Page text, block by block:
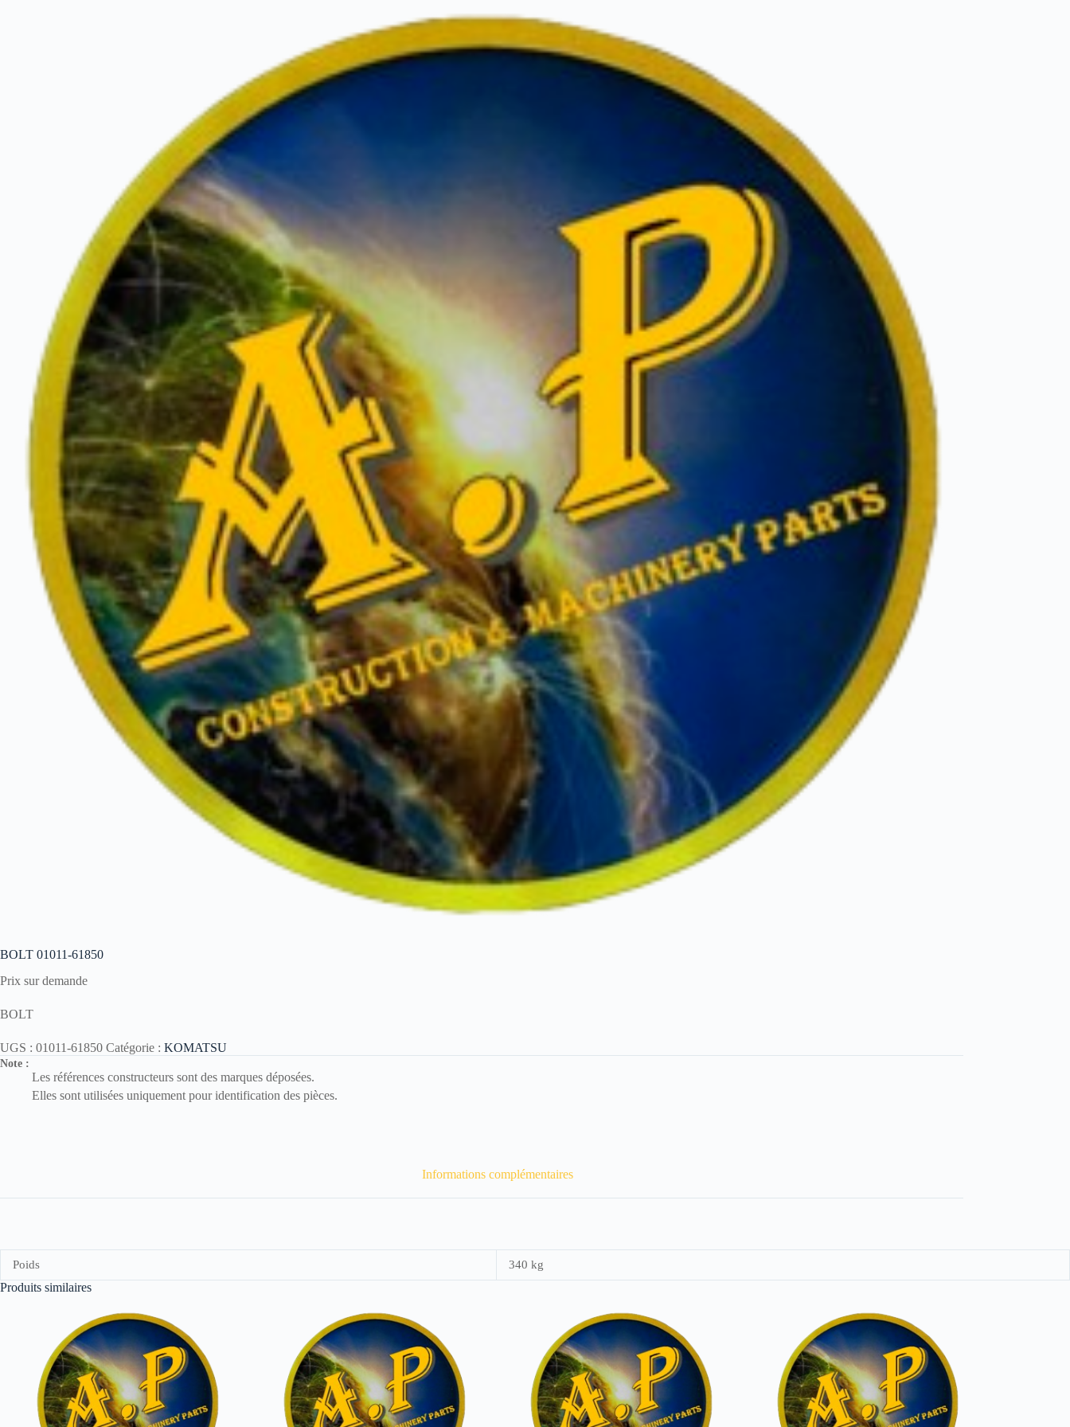
BOLT 01011-61850
Prix sur demande
BOLT
UGS : 01011-61850 Catégorie : KOMATSU
Note :
Les références constructeurs sont des marques déposées.
Elles sont utilisées uniquement pour identification des pièces.
Informations complémentaires
Poids 340 kg
Produits similaires